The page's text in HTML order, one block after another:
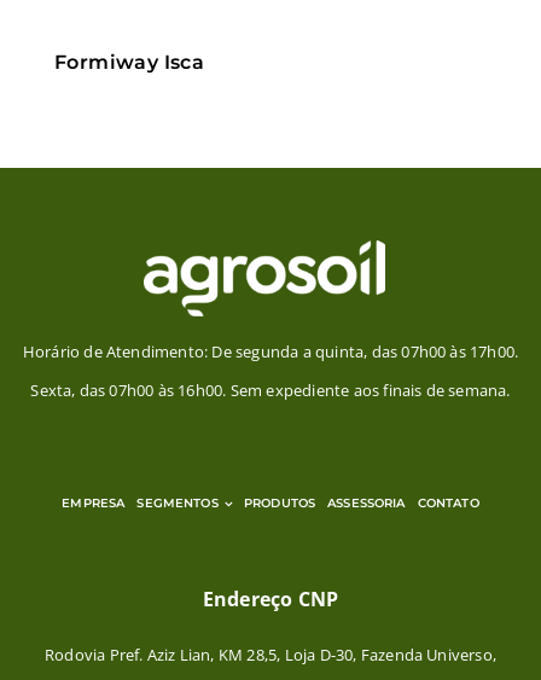
Formiway Isca
Horário de Atendimento: De segunda a quinta, das 07h00 às 17h00.
Sexta, das 07h00 às 16h00. Sem expediente aos finais de semana.
EMPRESA SEGMENTOS PRODUTOS ASSESSORIA CONTATO
Endereço CNP
Rodovia Pref. Aziz Lian, KM 28,5, Loja D-30, Fazenda Universo,